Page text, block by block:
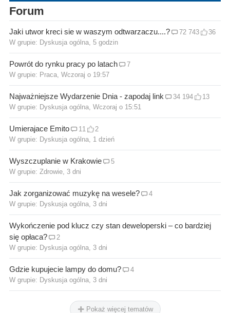
Forum
Jaki utwor kreci sie w waszym odtwarzaczu....? 72 743 36
W grupie: Dyskusja ogólna, 5 godzin
Powrót do rynku pracy po latach 7
W grupie: Praca, Wczoraj o 19:57
Najważniejsze Wydarzenie Dnia - zapodaj link 34 194 13
W grupie: Dyskusja ogólna, Wczoraj o 15:51
Umierajace Emito 11 2
W grupie: Dyskusja ogólna, 1 dzień
Wyszczuplanie w Krakowie 5
W grupie: Zdrowie, 3 dni
Jak zorganizować muzykę na wesele? 4
W grupie: Dyskusja ogólna, 3 dni
Wykończenie pod klucz czy stan deweloperski – co bardziej
się opłaca?
2
W grupie: Dyskusja ogólna, 3 dni
Gdzie kupujecie lampy do domu? 4
W grupie: Dyskusja ogólna, 3 dni
Pokaż więcej tematów